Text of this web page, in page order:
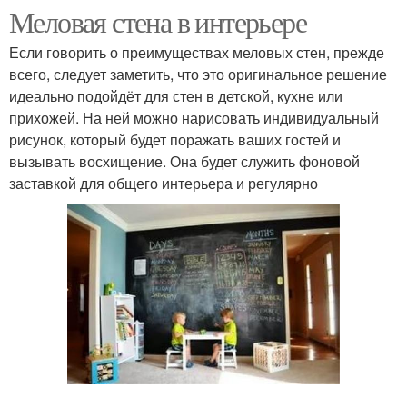
Меловая стена в интерьере
Если говорить о преимуществах меловых стен, прежде
всего, следует заметить, что это оригинальное решение
идеально подойдёт для стен в детской, кухне или
прихожей. На ней можно нарисовать индивидуальный
рисунок, который будет поражать ваших гостей и
вызывать восхищение. Она будет служить фоновой
заставкой для общего интерьера и регулярно